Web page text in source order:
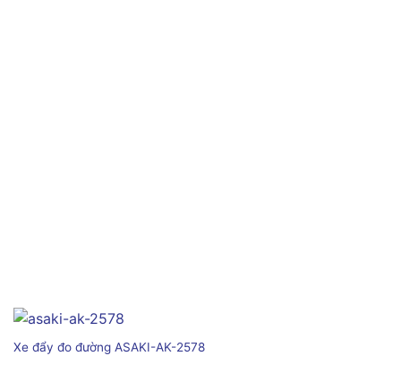
Xe đẩy đo đường ASAKI-AK-2578